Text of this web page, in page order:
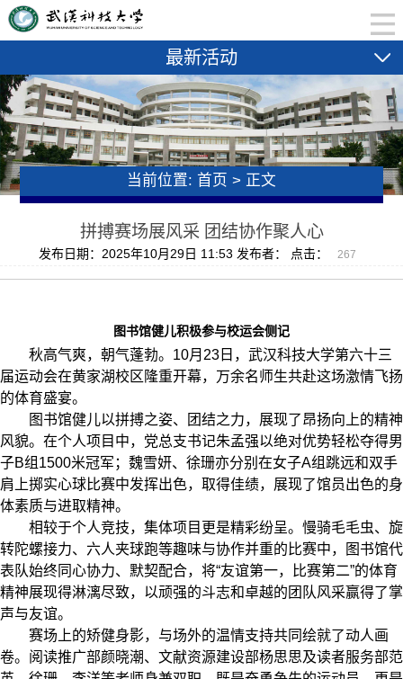
最新活动
当前位置: 首页 > 正文
拼搏赛场展风采 团结协作聚人心
发布日期：2025年10月29日 11:53 发布者： 点击： 267
图书馆健儿积极参与校运会侧记
秋高气爽，朝气蓬勃。 10月 23 日，武汉科技大学第六十三
届运动会在黄家湖校区隆重开幕，万余名师生共赴这场激情飞扬
的体育盛宴。
图书馆健儿以拼搏之姿、团结之力，展现了昂扬向上的精神
风貌。在个人项目中，党总支书记朱孟强以绝对优势轻松夺得男
子B组 1500米冠军；魏雪妍、徐珊亦分别在女子A组跳远和双手
肩上掷实心球比赛中发挥出色，取得佳绩，展现了馆员出色的身
体素质与进取精神。
相较于个人竞技，集体项目更是精彩纷呈。慢骑毛毛虫、旋
转陀螺接力、六人夹球跑等趣味与协作并重的比赛中，图书馆代
表队始终同心协力、默契配合，将“友谊第一，比赛第二”的体育
精神展现得淋漓尽致，以顽强的斗志和卓越的团队风采赢得了掌
声与友谊。
赛场上的矫健身影，与场外的温情支持共同绘就了动人画
卷。阅读推广部颜晓潮、文献资源建设部杨思思及读者服务部范